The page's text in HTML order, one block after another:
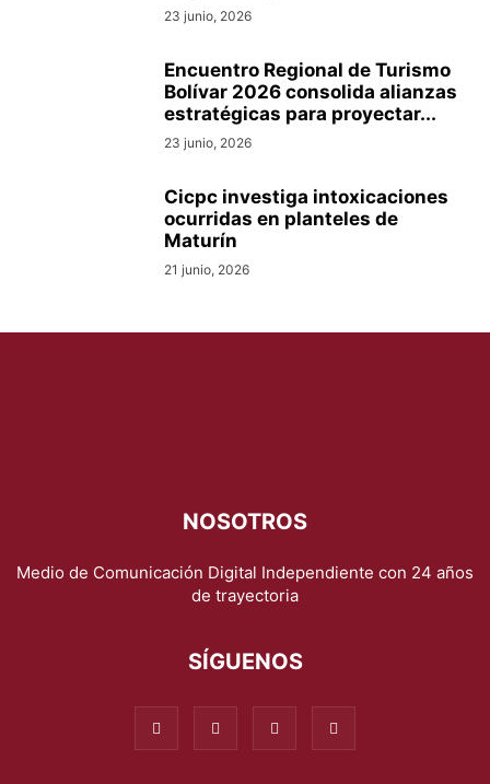
23 junio, 2026
Encuentro Regional de Turismo
Bolívar 2026 consolida alianzas
estratégicas para proyectar...
23 junio, 2026
Cicpc investiga intoxicaciones
ocurridas en planteles de
Maturín
21 junio, 2026
NOSOTROS
Medio de Comunicación Digital Independiente con 24 años
de trayectoria
SÍGUENOS